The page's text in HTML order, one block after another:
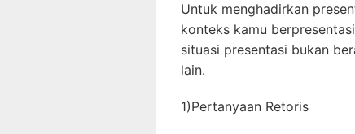
Untuk menghadirkan
konteks kamu
situasi presentasi bukan
lain.
1)Pertanyaan Retoris